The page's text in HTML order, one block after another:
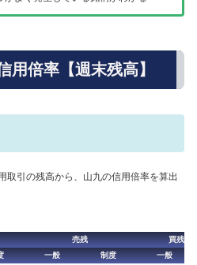
用倍率【週末残高】
取引の残高から、山九の信用倍率を算出
売残
買残（
一般 制度 一般